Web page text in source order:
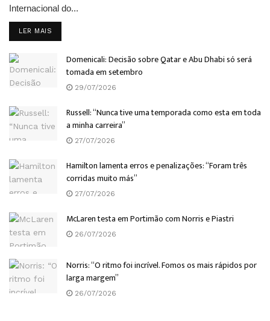
Internacional do...
LER MAIS
Domenicali: Decisão sobre Qatar e Abu Dhabi só será
tomada em setembro
29/07/2026
Russell: “Nunca tive uma temporada como esta em toda
a minha carreira”
27/07/2026
Hamilton lamenta erros e penalizações: “Foram três
corridas muito más”
27/07/2026
McLaren testa em Portimão com Norris e Piastri
26/07/2026
Norris: “O ritmo foi incrível. Fomos os mais rápidos por
larga margem”
26/07/2026